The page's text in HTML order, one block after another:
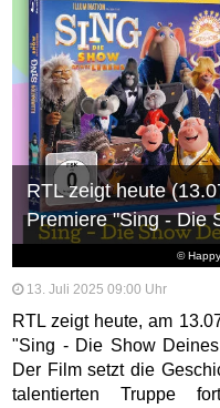
©
RTL zeigt heute
Premiere "Sing - Die
13. Juli 2025 09:00 Uhr
RTL zeigt heute, am
"Sing - Die Show
Der Film setzt die
talentierten Truppe